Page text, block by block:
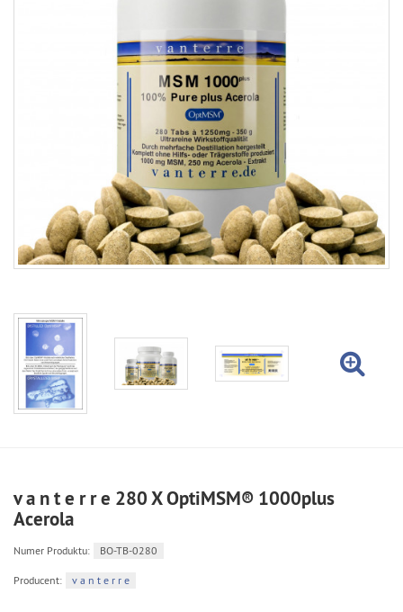
v a n t e r r e 280 X OptiMSM® 1000plus
Acerola
Numer Produktu: BO-TB-0280
Producent: v a n t e r r e